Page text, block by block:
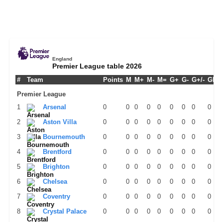
England
Premier League table 2026
# Team Points M M+ M- M= G+ G- G+/- GPM
Premier League
1
Arsenal 0 0 0 0 0 0 0 0
0
2
Aston Villa 0 0 0 0 0 0 0 0
0
3
Bournemouth 0 0 0 0 0 0 0 0
0
4
Brentford 0 0 0 0 0 0 0 0
0
5
Brighton 0 0 0 0 0 0 0 0
0
6
Chelsea 0 0 0 0 0 0 0 0
0
7
Coventry 0 0 0 0 0 0 0 0
0
8
Crystal Palace 0 0 0 0 0 0 0 0
0